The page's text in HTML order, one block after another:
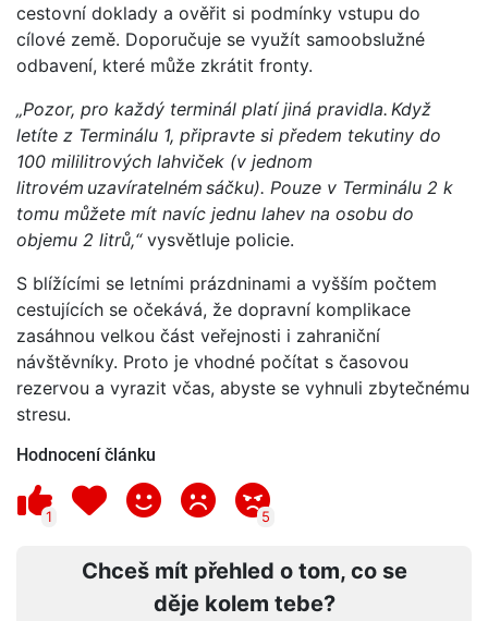
cestovní doklady a ověřit si podmínky vstupu do
cílové země. Doporučuje se využít samoobslužné
odbavení, které může zkrátit fronty.
„Pozor, pro každý terminál platí jiná pravidla. Když
letíte z Terminálu 1, připravte si předem tekutiny do
100 mililitrových lahviček (v jednom
litrovém uzavíratelném sáčku). Pouze v Terminálu 2 k
tomu můžete mít navíc jednu lahev na osobu do
objemu 2 litrů,“vysvětluje policie.
S blížícími se letními prázdninami a vyšším počtem
cestujících se očekává, že dopravní komplikace
zasáhnou velkou část veřejnosti i zahraniční
návštěvníky. Proto je vhodné počítat s časovou
rezervou a vyrazit včas, abyste se vyhnuli zbytečnému
stresu.
Hodnocení článku
1 5
Chceš mít přehled o tom, co se
děje kolem tebe?